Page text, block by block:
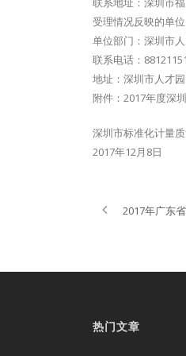
受理情况反映的单
单位部门：深圳市
联系电话：
地址：深圳市人
附件：2017年度深
深圳市标准化计量
2017年12月8日
2017年广东
热门文章